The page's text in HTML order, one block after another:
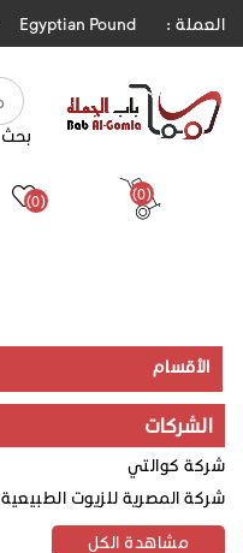
العملة :
بحث
(0) (0)
الأقسام
الشركات
شركة كوالتي
شركة المصرية للزيوت الطبيعية
مشاهدة الكل